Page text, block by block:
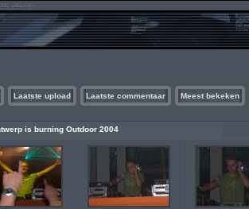
Laatste upload Laatste commentaar Meest bekeken
is burning Outdoor 2004